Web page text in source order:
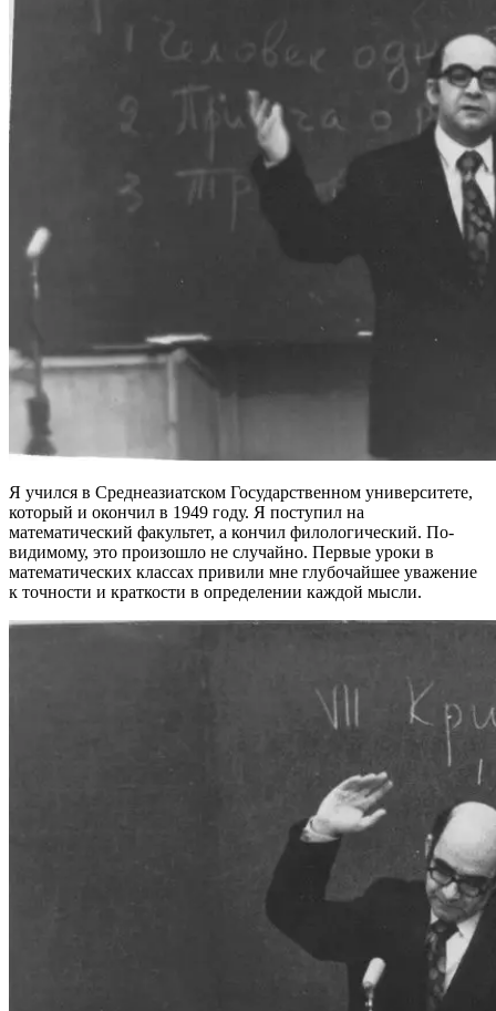
Я учился в Среднеазиатском Государственном университете,
который и окончил в 1949 году. Я поступил на
математический факультет, а кончил филологический. По-
видимому, это произошло не случайно. Первые уроки в
математических классах привили мне глубочайшее уважение
к точности и краткости в определении каждой мысли.